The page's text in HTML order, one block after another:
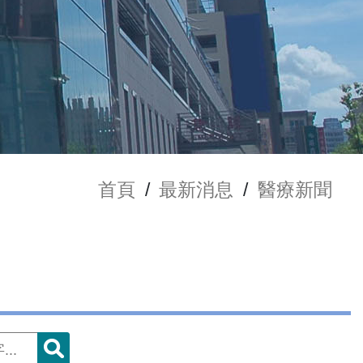
首頁 / 最新消息 / 醫療新聞